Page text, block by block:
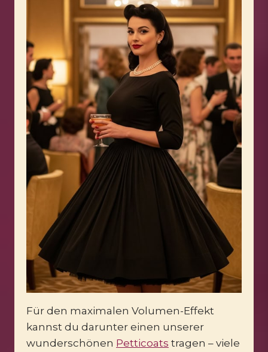
Für den maximalen Volumen-Effekt
kannst du darunter einen unserer
wunderschönen Petticoats tragen – viele